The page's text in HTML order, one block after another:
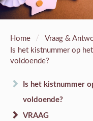
Home / Vraag &
Is het kistnummer op
voldoende?
Is het kistnummer
voldoende?
VRAAG